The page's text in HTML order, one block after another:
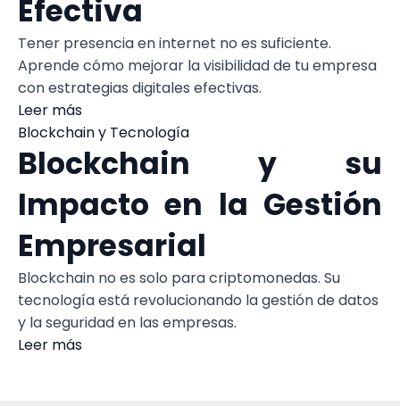
Efectiva
Tener presencia en internet no es suficiente.
Aprende cómo mejorar la visibilidad de tu empresa
con estrategias digitales efectivas.
Leer más
Blockchain y Tecnología
Blockchain y su
Impacto en la Gestión
Empresarial
Blockchain no es solo para criptomonedas. Su
tecnología está revolucionando la gestión de datos
y la seguridad en las empresas.
Leer más